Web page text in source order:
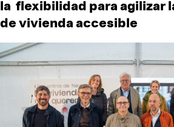
la flexibilidad para agilizar
de vivienda accesible